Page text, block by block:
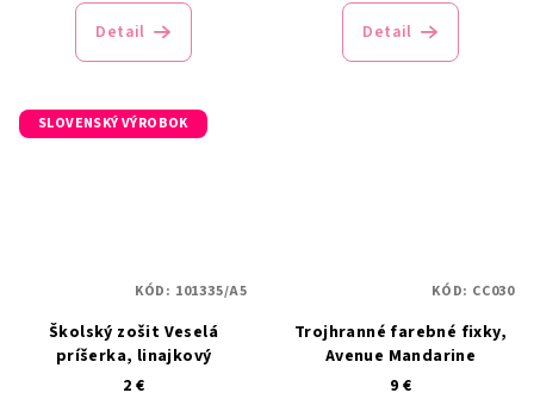
Detail Detail
SLOVENSKÝ VÝROBOK
Školský zošit Veselá
príšerka, linajkový
2 €
KÓD: 101335/A5
Trojhranné farebné fixky,
Avenue Mandarine
9 €
KÓD: CC030